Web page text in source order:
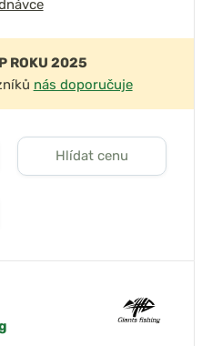
ROKU 2025
nás doporučuje
Hlídat cenu